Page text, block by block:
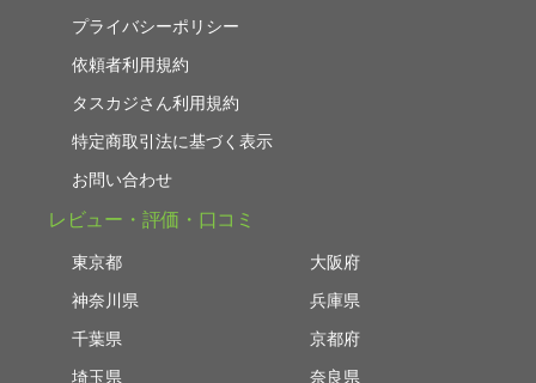
プライバシーポリシー
依頼者利用規約
タスカジさん利用規約
特定商取引法に基づく表示
お問い合わせ
レビュー・評価・口コミ
東京都
神奈川県
千葉県
埼玉県
大阪府
兵庫県
京都府
奈良県